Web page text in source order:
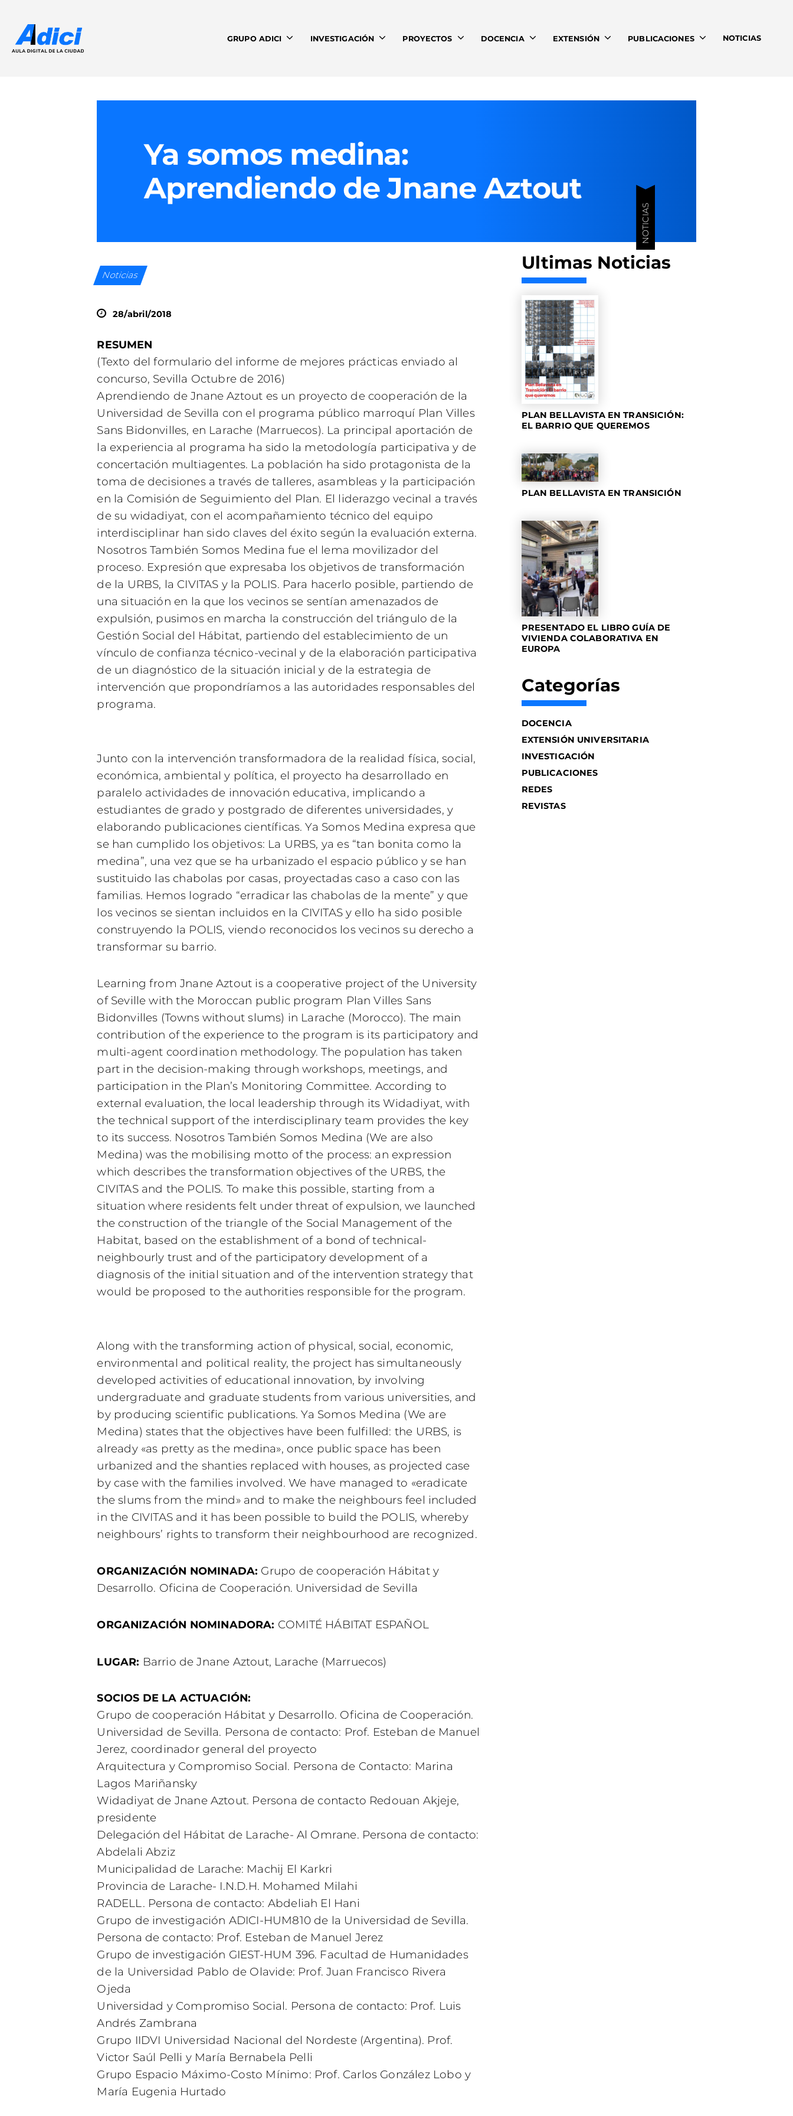
GRUPO ADICI INVESTIGACIÓN PROYECTOS DOCENCIA EXTENSIÓN PUBLICACIONES NOTICIAS
Ya somos medina:
Aprendiendo de Jnane Aztout
NOTICIAS
Ultimas Noticias
PLAN BELLAVISTA EN TRANSICIÓN:
EL BARRIO QUE QUEREMOS
PLAN BELLAVISTA EN TRANSICIÓN
PRESENTADO EL LIBRO GUÍA DE
VIVIENDA COLABORATIVA EN
EUROPA
Categorías
DOCENCIA
EXTENSIÓN UNIVERSITARIA
INVESTIGACIÓN
PUBLICACIONES
REDES
REVISTAS
Noticias
28/abril/2018
RESUMEN
(Texto del formulario del informe de mejores prácticas enviado al
concurso, Sevilla Octubre de 2016)
Aprendiendo de Jnane Aztout es un proyecto de cooperación de la
Universidad de Sevilla con el programa público marroquí Plan Villes
Sans Bidonvilles, en Larache (Marruecos). La principal aportación de
la experiencia al programa ha sido la metodología participativa y de
concertación multiagentes. La población ha sido protagonista de la
toma de decisiones a través de talleres, asambleas y la participación
en la Comisión de Seguimiento del Plan. El liderazgo vecinal a través
de su widadiyat, con el acompañamiento técnico del equipo
interdisciplinar han sido claves del éxito según la evaluación externa.
Nosotros También Somos Medina fue el lema movilizador del
proceso. Expresión que expresaba los objetivos de transformación
de la URBS, la CIVITAS y la POLIS. Para hacerlo posible, partiendo de
una situación en la que los vecinos se sentían amenazados de
expulsión, pusimos en marcha la construcción del triángulo de la
Gestión Social del Hábitat, partiendo del establecimiento de un
vínculo de confianza técnico-vecinal y de la elaboración participativa
de un diagnóstico de la situación inicial y de la estrategia de
intervención que propondríamos a las autoridades responsables del
programa.
Junto con la intervención transformadora de la realidad física, social,
económica, ambiental y política, el proyecto ha desarrollado en
paralelo actividades de innovación educativa, implicando a
estudiantes de grado y postgrado de diferentes universidades, y
elaborando publicaciones científicas. Ya Somos Medina expresa que
se han cumplido los objetivos: La URBS, ya es “tan bonita como la
medina”, una vez que se ha urbanizado el espacio público y se han
sustituido las chabolas por casas, proyectadas caso a caso con las
familias. Hemos logrado “erradicar las chabolas de la mente” y que
los vecinos se sientan incluidos en la CIVITAS y ello ha sido posible
construyendo la POLIS, viendo reconocidos los vecinos su derecho a
transformar su barrio.
Learning from Jnane Aztout is a cooperative project of the University
of Seville with the Moroccan public program Plan Villes Sans
Bidonvilles (Towns without slums) in Larache (Morocco). The main
contribution of the experience to the program is its participatory and
multi-agent coordination methodology. The population has taken
part in the decision-making through workshops, meetings, and
participation in the Plan’s Monitoring Committee. According to
external evaluation, the local leadership through its Widadiyat, with
the technical support of the interdisciplinary team provides the key
to its success. Nosotros También Somos Medina (We are also
Medina) was the mobilising motto of the process: an expression
which describes the transformation objectives of the URBS, the
CIVITAS and the POLIS. To make this possible, starting from a
situation where residents felt under threat of expulsion, we launched
the construction of the triangle of the Social Management of the
Habitat, based on the establishment of a bond of technical-
neighbourly trust and of the participatory development of a
diagnosis of the initial situation and of the intervention strategy that
would be proposed to the authorities responsible for the program.
Along with the transforming action of physical, social, economic,
environmental and political reality, the project has simultaneously
developed activities of educational innovation, by involving
undergraduate and graduate students from various universities, and
by producing scientific publications. Ya Somos Medina (We are
Medina) states that the objectives have been fulfilled: the URBS, is
already «as pretty as the medina», once public space has been
urbanized and the shanties replaced with houses, as projected case
by case with the families involved. We have managed to «eradicate
the slums from the mind» and to make the neighbours feel included
in the CIVITAS and it has been possible to build the POLIS, whereby
neighbours’ rights to transform their neighbourhood are recognized.
ORGANIZACIÓN NOMINADA: Grupo de cooperación Hábitat y
Desarrollo. Oficina de Cooperación. Universidad de Sevilla
ORGANIZACIÓN NOMINADORA: COMITÉ HÁBITAT ESPAÑOL
LUGAR: Barrio de Jnane Aztout, Larache (Marruecos)
SOCIOS DE LA ACTUACIÓN:
Grupo de cooperación Hábitat y Desarrollo. Oficina de Cooperación.
Universidad de Sevilla. Persona de contacto: Prof. Esteban de Manuel
Jerez, coordinador general del proyecto
Arquitectura y Compromiso Social. Persona de Contacto: Marina
Lagos Mariñansky
Widadiyat de Jnane Aztout. Persona de contacto Redouan Akjeje,
presidente
Delegación del Hábitat de Larache- Al Omrane. Persona de contacto:
Abdelali Abziz
Municipalidad de Larache: Machij El Karkri
Provincia de Larache- I.N.D.H. Mohamed Milahi
RADELL. Persona de contacto: Abdeliah El Hani
Grupo de investigación ADICI-HUM810 de la Universidad de Sevilla.
Persona de contacto: Prof. Esteban de Manuel Jerez
Grupo de investigación GIEST-HUM 396. Facultad de Humanidades
de la Universidad Pablo de Olavide: Prof. Juan Francisco Rivera
Ojeda
Universidad y Compromiso Social. Persona de contacto: Prof. Luis
Andrés Zambrana
Grupo IIDVI Universidad Nacional del Nordeste (Argentina). Prof.
Victor Saúl Pelli y María Bernabela Pelli
Grupo Espacio Máximo-Costo Mínimo: Prof. Carlos González Lobo y
María Eugenia Hurtado